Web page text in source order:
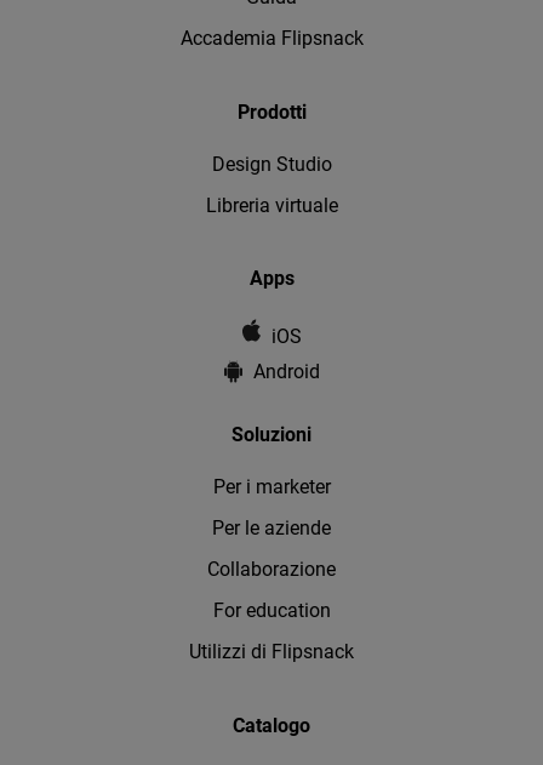
Accademia Flipsnack
Prodotti
Design Studio
Libreria virtuale
Apps
iOS
Android
Soluzioni
Per i marketer
Per le aziende
Collaborazione
For education
Utilizzi di Flipsnack
Catalogo